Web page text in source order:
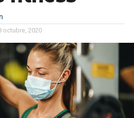
octubre, 2020